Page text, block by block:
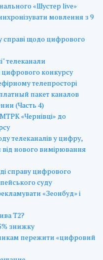
«Шустер live»
мовлення з 9
щодо цифрового
телеканали
цифрового конкурсу
телепросторі
пакет каналов
(Часть 4)
«Чернівці» до
телеканалів у цифру,
нового вимірювання
справу цифрового
суду
«Зеонбуд» і
Т2?
знижку
пережити «цифровий